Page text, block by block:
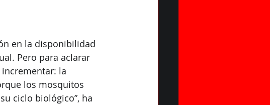
en la disponibilidad
Pero para aclarar
la
los mosquitos
ciclo biológico”, ha